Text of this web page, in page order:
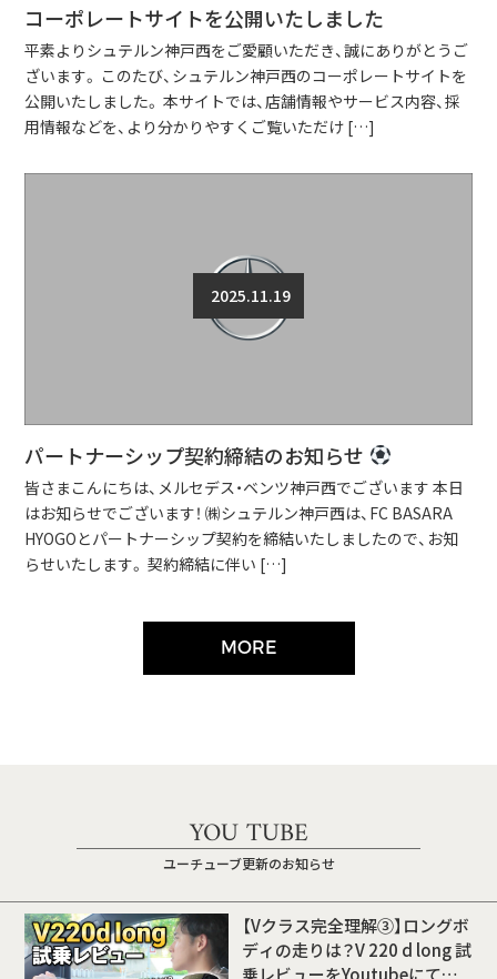
コーポレートサイトを公開いたしました
平素よりシュテルン神戸西をご愛顧いただき、誠にありがとうご
ざいます。 このたび、シュテルン神戸西のコーポレートサイトを
公開いたしました。 本サイトでは、店舗情報やサービス内容、採
用情報などを、より分かりやすくご覧いただけ […]
2025.11.19
パートナーシップ契約締結のお知らせ
皆さまこんにちは、メルセデス・ベンツ神戸西でございます 本日
はお知らせでございます！ ㈱シュテルン神戸西は、FC BASARA
HYOGOとパートナーシップ契約を締結いたしましたので、お知
らせいたします。 契約締結に伴い […]
MORE
YOU TUBE
ユーチューブ更新のお知らせ
【Vクラス完全理解③】ロングボ
ディの走りは？V 220 d long 試
乗レビューをYoutubeにて公